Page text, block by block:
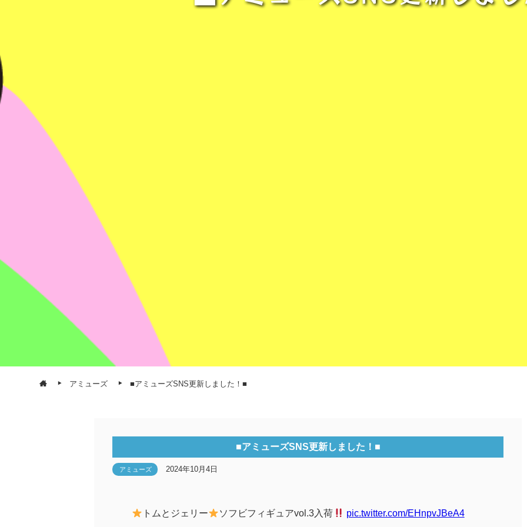
アミューズ ■アミューズSNS更新しました！■
■アミューズSNS更新しました！■
アミューズ 2024年10月4日
トムとジェリー ソフビフィギュアvol.3入荷 pic.twitter.com/EHnpvJBeA4